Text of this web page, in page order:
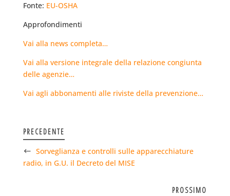
Fonte: EU-OSHA
Approfondimenti
Vai alla news completa…
Vai alla versione integrale della relazione congiunta
delle agenzie…
Vai agli abbonamenti alle riviste della prevenzione…
PRECEDENTE
Sorveglianza e controlli sulle apparecchiature
radio, in G.U. il Decreto del MISE
PROSSIMO